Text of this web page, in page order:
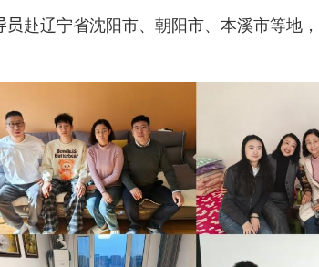
员赴辽宁省沈阳市、朝阳市、本溪市等地，